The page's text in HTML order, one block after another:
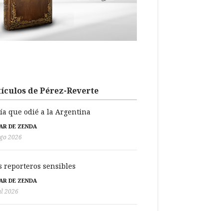
de Pérez-Reverte
que odié a la Argentina
DE ZENDA
2026
reporteros sensibles
DE ZENDA
2026